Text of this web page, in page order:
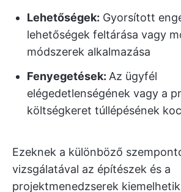
Lehetőségek: Gyorsított
lehetőségek feltárása vagy
módszerek alkalmazása
Fenyegetések: Az ügyfél
elégedetlenségének vagy a
költségkeret túllépésének
Ezeknek a különböző
vizsgálatával az építészek és a
projektmenedzserek